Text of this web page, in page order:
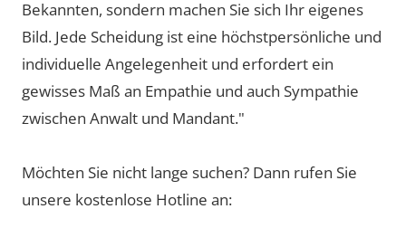
Bekannten, sondern machen Sie sich Ihr eigenes
Bild. Jede Scheidung ist eine höchstpersönliche und
individuelle Angelegenheit und erfordert ein
gewisses Maß an Empathie und auch Sympathie
zwischen Anwalt und Mandant."
Möchten Sie nicht lange suchen? Dann rufen Sie
unsere kostenlose Hotline an: